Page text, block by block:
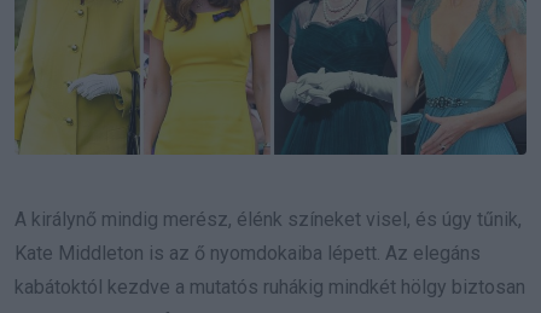
A királynő mindig merész, élénk színeket visel, és úgy tűnik,
Kate Middleton is az ő nyomdokaiba lépett. Az elegáns
kabátoktól kezdve a mutatós ruhákig mindkét hölgy biztosan